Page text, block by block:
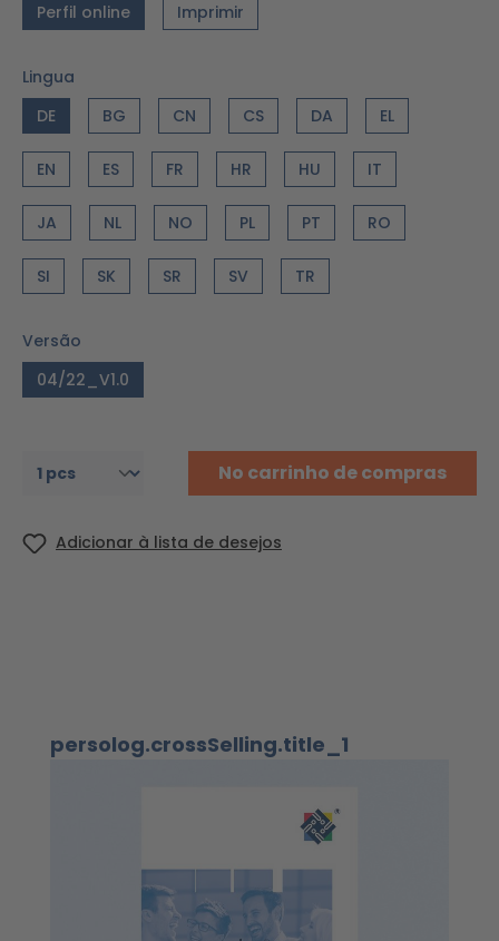
Perfil online
Imprimir
Lingua
DE
BG CN CS DA EL
EN ES FR HR HU IT
JA NL NO PL PT RO
SI SK SR SV TR
Versão
04/22_V1.0
No carrinho de compras
Adicionar à lista de desejos
Ignorar a galeria de produtos
persolog.crossSelling.title_1